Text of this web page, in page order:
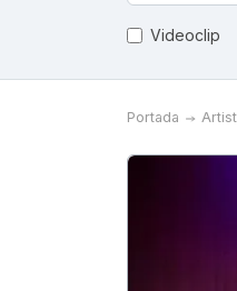
Videoclip
Portada